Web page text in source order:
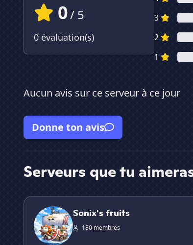
0/ 5
0 évaluation(s)
3
2
1
Aucun avis sur ce serveur à ce jour
Donne ton avis
Serveurs que tu
Sonix's fruits
Sonix's fruits
180 membres